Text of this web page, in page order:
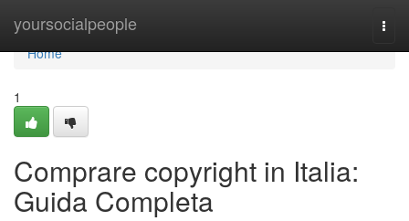
yoursocialpeople
Home
Home
1
Comprare copyright in Italia:
Guida Completa